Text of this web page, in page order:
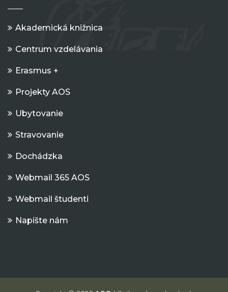
Akademická knižnica
Centrum vzdelávania
Erasmus +
Projekty AOS
Ubytovanie
Stravovanie
Dochádzka
Webmail 365 AOS
Webmail študenti
Napíšte nám